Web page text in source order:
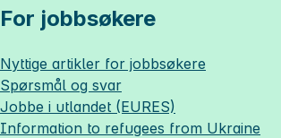
For jobbsøkere
Nyttige artikler for jobbsøkere
Spørsmål og svar
Jobbe i utlandet (EURES)
Information to refugees from Ukraine